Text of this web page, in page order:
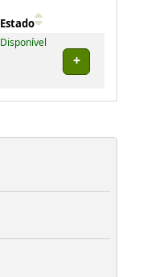
Estado
Disponível